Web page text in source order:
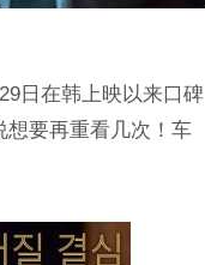
日在韩上映以来口碑
想要再重看几次！车